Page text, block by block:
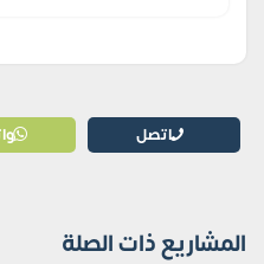
اتصل
المشاريع ذات الصلة